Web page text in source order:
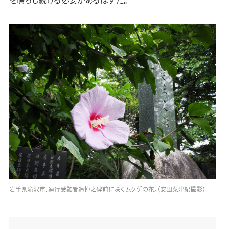
岩手県滝沢市、連行受難者追悼之碑前に咲くムクゲの花。（安田菜津紀撮影）